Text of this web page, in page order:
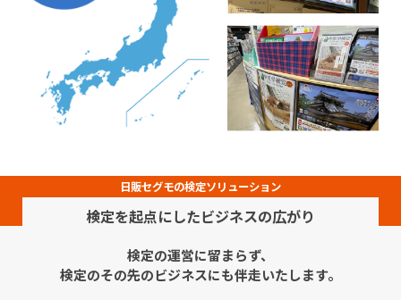
検定を起点にしたビジネスの広がり
検定の運営に留まらず、
検定のその先のビジネスにも伴走いたします。